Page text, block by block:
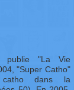
publie "La Vie
"Super Catho"
dans la